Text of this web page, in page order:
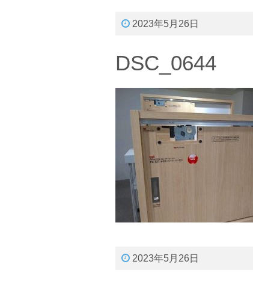
2023年5月26日
DSC_0644
2023年5月26日